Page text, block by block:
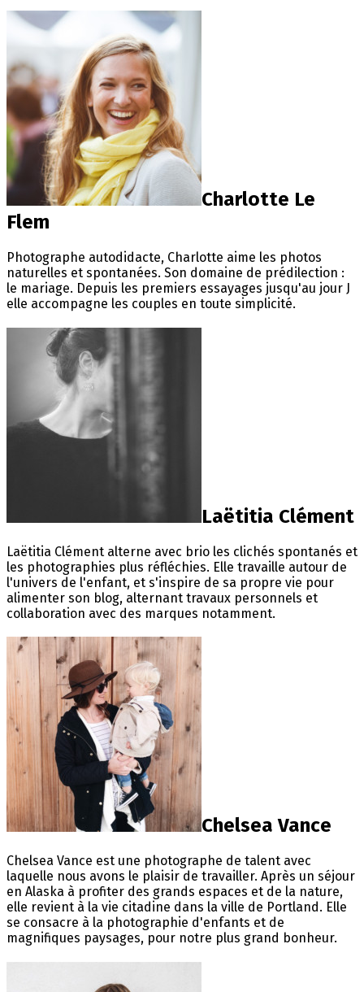
Charlotte Le
Flem
Photographe autodidacte, Charlotte aime les photos
naturelles et spontanées. Son domaine de prédilection :
le mariage. Depuis les premiers essayages jusqu'au jour J
elle accompagne les couples en toute simplicité.
Laëtitia Clément
Laëtitia Clément alterne avec brio les clichés spontanés et
les photographies plus réfléchies. Elle travaille autour de
l'univers de l'enfant, et s'inspire de sa propre vie pour
alimenter son blog, alternant travaux personnels et
collaboration avec des marques notamment.
Chelsea Vance
Chelsea Vance est une photographe de talent avec
laquelle nous avons le plaisir de travailler. Après un séjour
en Alaska à profiter des grands espaces et de la nature,
elle revient à la vie citadine dans la ville de Portland. Elle
se consacre à la photographie d'enfants et de
magnifiques paysages, pour notre plus grand bonheur.